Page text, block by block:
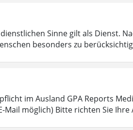
Sinne gilt als Dienst.
besonders zu
im Ausland GPA Reports
möglich) Bitte richten Sie Ihre